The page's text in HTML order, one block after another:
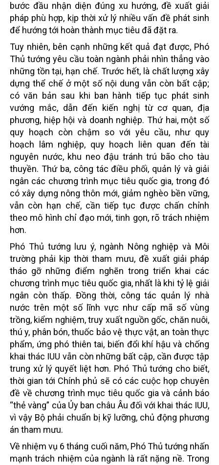
bước đầu nhận diện đúng xu hướng, đề xuất giải
pháp phù hợp, kịp thời xử lý nhiều vấn đề phát sinh
để hướng tới hoàn thành mục tiêu đã đặt ra.
Tuy nhiên, bên cạnh những kết quả đạt được, Phó
Thủ tướng yêu cầu toàn ngành phải nhìn thẳng vào
những tồn tại, hạn chế. Trước hết, là chất lượng xây
dựng thể chế ở một số nội dung vẫn còn bất cập;
có văn bản sau khi ban hành tiếp tục phát sinh
vướng mắc, dẫn đến kiến nghị từ cơ quan, địa
phương, hiệp hội và doanh nghiệp. Thứ hai, một số
quy hoạch còn chậm so với yêu cầu, như quy
hoạch lâm nghiệp, quy hoạch liên quan đến tài
nguyên nước, khu neo đậu tránh trú bão cho tàu
thuyền. Thứ ba, công tác điều phối, quản lý và giải
ngân các chương trình mục tiêu quốc gia, trong đó
có xây dựng nông thôn mới, giảm nghèo bền vững,
vẫn còn hạn chế, cần tiếp tục được chấn chỉnh
theo mô hình chỉ đạo mới, tinh gọn, rõ trách nhiệm
hơn.
Phó Thủ tướng lưu ý, ngành Nông nghiệp và Môi
trường phải kịp thời tham mưu, đề xuất giải pháp
tháo gỡ những điểm nghẽn trong triển khai các
chương trình mục tiêu quốc gia, nhất là khi tỷ lệ giải
ngân còn thấp. Đồng thời, công tác quản lý nhà
nước trên một số lĩnh vực như cấp mã số vùng
trồng, kiểm nghiệm, truy xuất nguồn gốc, chăn nuôi,
thú y, phân bón, thuốc bảo vệ thực vật, an toàn thực
phẩm, ứng phó thiên tai, biến đổi khí hậu và chống
khai thác IUU vẫn còn những bất cập, cần được tập
trung xử lý quyết liệt hơn. Phó Thủ tướng cho biết,
thời gian tới Chính phủ sẽ có các cuộc họp chuyên
đề về chương trình mục tiêu quốc gia và cảnh báo
“thẻ vàng” của Ủy ban châu Âu đối với khai thác IUU,
vì vậy Bộ phải chuẩn bị kỹ lưỡng, chủ động phương
án tham mưu.
Về nhiệm vụ 6 tháng cuối năm, Phó Thủ tướng nhấn
mạnh trách nhiệm của ngành là rất nặng nề. Trong